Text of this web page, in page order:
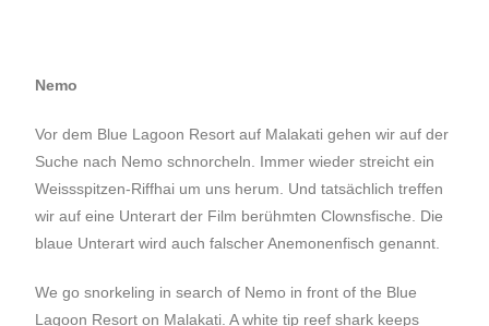
Nemo
Vor dem Blue Lagoon Resort auf Malakati gehen wir auf der
Suche nach Nemo schnorcheln. Immer wieder streicht ein
Weissspitzen-Riffhai um uns herum. Und tatsächlich treffen
wir auf eine Unterart der Film berühmten Clownsfische. Die
blaue Unterart wird auch falscher Anemonenfisch genannt.
We go snorkeling in search of Nemo in front of the Blue
Lagoon Resort on Malakati. A white tip reef shark keeps